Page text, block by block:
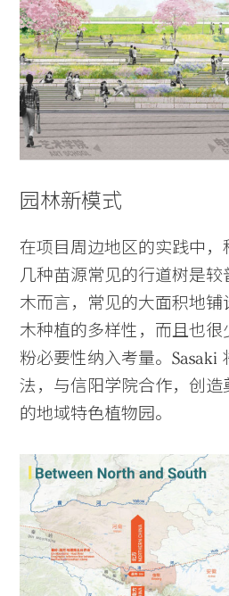
园林新模式
在项目周边地区的实践中
几种苗源常见的行道树是
木而言，常见的大面积地
木种植的多样性，而且也
粉必要性纳入考量。Sasaki
法，与信阳学院合作，创造
的地域特色植物园。
Projects
People
Voices
Search Sasaki